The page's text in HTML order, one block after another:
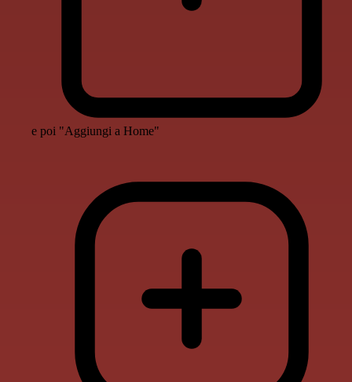
e poi "Aggiungi a Home"